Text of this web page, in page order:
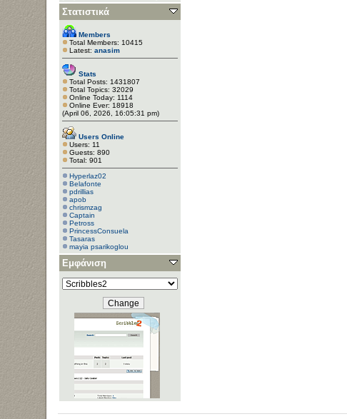
Στατιστικά
Members
Total Members: 10415
Latest: anasim
Stats
Total Posts: 1431807
Total Topics: 32029
Online Today: 1114
Online Ever: 18918
(April 06, 2026, 16:05:31 pm)
Users Online
Users: 11
Guests: 890
Total: 901
Hyperlaz02
Belafonte
pdrillias
apob
chrismzag
Captain
Petross
PrincessConsuela
Tasaras
mayia psarikoglou
Εμφάνιση